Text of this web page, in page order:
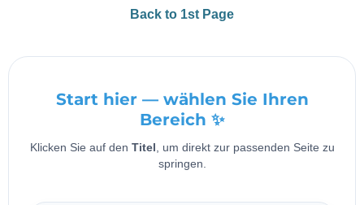
Back to 1st Page
Start hier — wählen Sie Ihren
Bereich ✨
Klicken Sie auf den Titel
, um direkt zur passenden Seite zu
springen.